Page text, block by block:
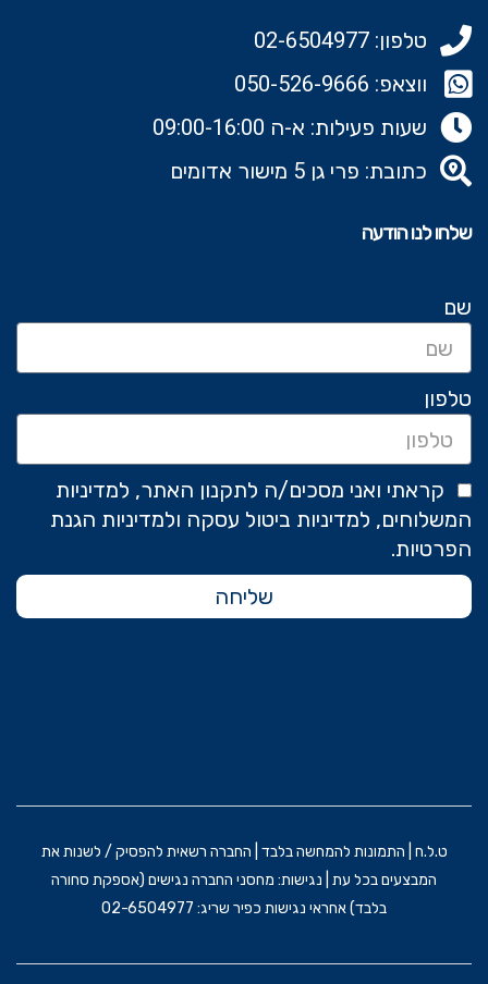
טלפון: 02-6504977
ווצאפ: 050-526-9666‬
שעות פעילות: א-ה 09:00-16:00
כתובת: פרי גן 5 מישור אדומים
שלחו לנו הודעה
שם
טלפון
קראתי ואני מסכים/ה לתקנון האתר, למדיניות
המשלוחים, למדיניות ביטול עסקה ולמדיניות הגנת
הפרטיות.
שליחה
ט.ל.ח | התמונות להמחשה בלבד | החברה רשאית להפסיק / לשנות את
המבצעים בכל עת | נגישות: מחסני החברה נגישים (אספקת סחורה
בלבד) אחראי נגישות כפיר שריג: 02-6504977